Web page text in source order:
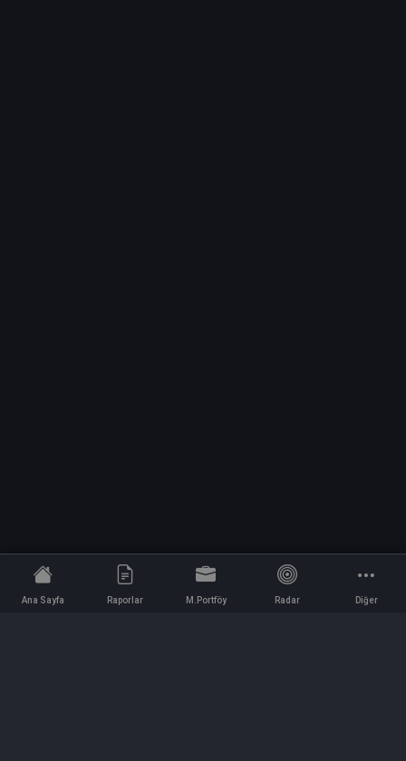
Ana Sayfa Raporlar M.Portföy Radar Diğer